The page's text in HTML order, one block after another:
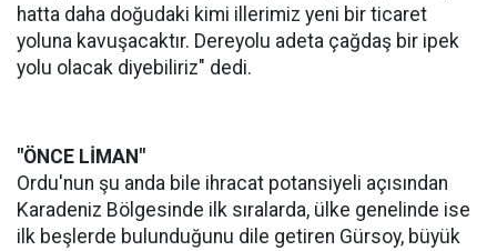
hatta daha doğudaki kimi illerimiz yeni bir ticaret
yoluna kavuşacaktır. Dereyolu adeta çağdaş bir ipek
yolu olacak diyebiliriz" dedi.
"ÖNCE LİMAN"
Ordu'nun şu anda bile ihracat potansiyeli açısından
Karadeniz Bölgesinde ilk sıralarda, ülke genelinde ise
ilk beşlerde bulunduğunu dile getiren Gürsoy, büyük